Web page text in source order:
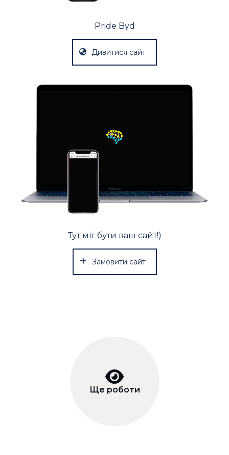
Тут міг бути ваш сайт!)
Замовити сайт
Pride Byd
Дивитися сайт
Ще роботи